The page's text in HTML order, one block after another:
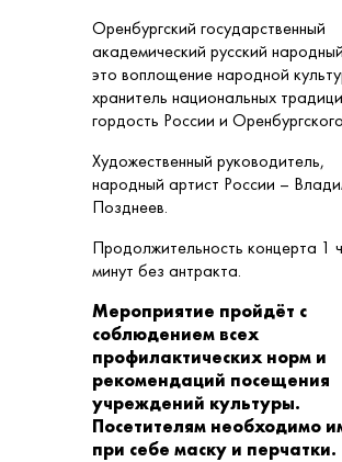
Оренбургский государственный
академический русский
это воплощение народной
хранитель национальных
гордость России и
Художественный руководитель,
народный артист России –
Позднеев.
Продолжительность концерта 1
минут без антракта.
Мероприятие пройдёт с
соблюдением всех
профилактических норм и
рекомендаций посещения
учреждений культуры.
Посетителям необходимо
при себе маску и перчатки.